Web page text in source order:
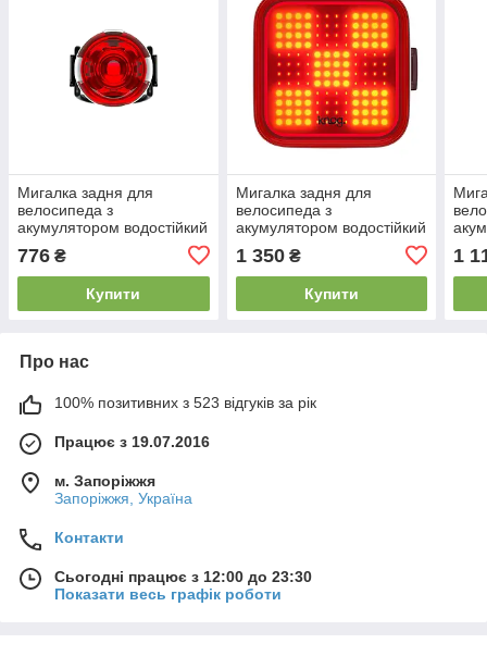
Мигалка задня для
велосипеда з
акумулятором водостійкий
велоліхтар Knog Plug Rear
10 Lumens Black USB
заряд
776 ₴
Купити
Мигалка задня для
велосипеда з
акумулятором водостійкий
Grid COB Rear 100
Lumens
1 350₴
Купити
Mini
1
Про нас
100% позитивних з 523 відгуків за рік
Працює з 19.07.2016
м. Запоріжжя
Запоріжжя, Україна
Контакти
Сьогодні працює з 12:00 до 23:30
Показати весь графік роботи